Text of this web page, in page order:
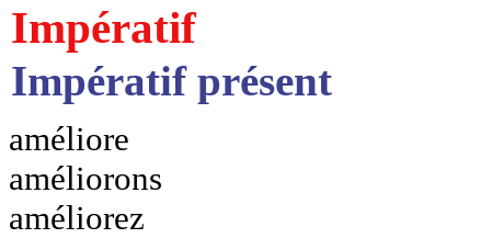
Impératif
Impératif présent
améliore
améliorons
améliorez